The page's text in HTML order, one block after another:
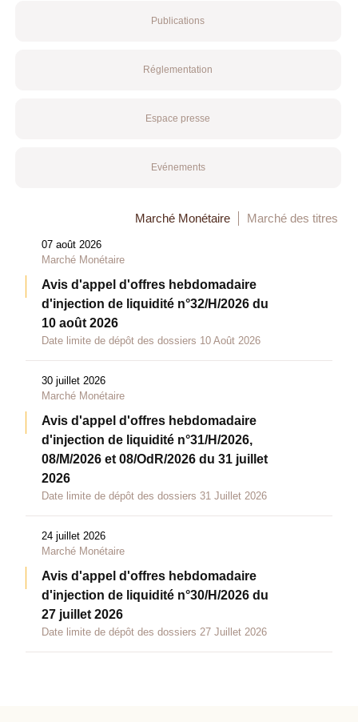
Publications
Réglementation
Espace presse
Evénements
Marché Monétaire Marché des titres
07 août 2026
Marché Monétaire
Avis d'appel d'offres hebdomadaire
d'injection de liquidité n°32/H/2026 du
10 août 2026
Date limite de dépôt des dossiers 10 Août 2026
30 juillet 2026
Marché Monétaire
Avis d'appel d'offres hebdomadaire
d'injection de liquidité n°31/H/2026,
08/M/2026 et 08/OdR/2026 du 31 juillet
2026
Date limite de dépôt des dossiers 31 Juillet 2026
24 juillet 2026
Marché Monétaire
Avis d'appel d'offres hebdomadaire
d'injection de liquidité n°30/H/2026 du
27 juillet 2026
Date limite de dépôt des dossiers 27 Juillet 2026